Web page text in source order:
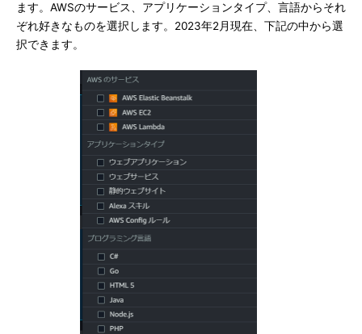
ます。AWSのサービス、アプリケーションタイプ、言語からそれ
ぞれ好きなものを選択します。2023年2月現在、下記の中から選
択できます。